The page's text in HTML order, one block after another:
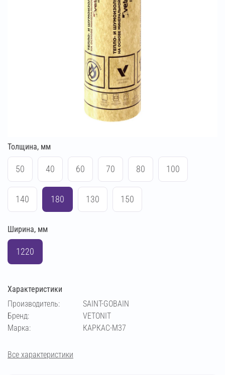
Толщина, мм
50 40 60 70 80 100
140 180 130 150
Ширина, мм
1220
Характеристики
Производитель:
SAINT-GOBAIN
Бренд:
VETONIT
Марка:
КАРКАС-М37
Все характеристики